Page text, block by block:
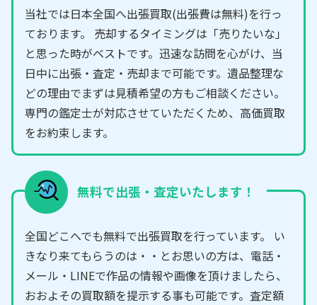
当社では日本全国へ出張買取(出張費は無料)を行っ
ております。 売却するタイミングは「売りたいな」
と思った時がベストです。迅速な訪問を心がけ、当
日中に出張・査定・売却まで可能です。遺品整理な
どの理由でまずは見積希望の方もご相談ください。
専門の鑑定士が対応させていただくため、高価買取
をお約束します。
無料で出張・査定いたします！
全国どこへでも無料で出張買取を行っています。 い
きなり来てもらうのは・・とお思いの方は、電話・
メール・LINEで作品の情報や画像を頂けましたら、
おおよその買取額を提示する事も可能です。査定額